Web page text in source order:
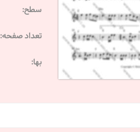
سطح:
تعداد صفحه:
بها: